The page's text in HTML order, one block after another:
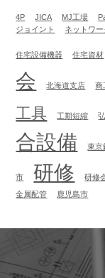
4P JICA MJ工場
ジョイント
ネットワー
住宅設備機器 住宅資材
会
北海道支店 商
工具 工期短縮
合設備
東京
市 研修 研修
金属配管
鹿児島市